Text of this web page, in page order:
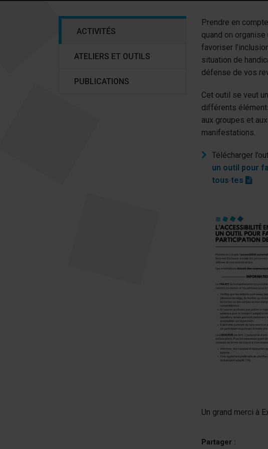
ACTIVITÉS
ATELIERS ET OUTILS
PUBLICATIONS
Prendre en compte
quand on
favoriser
situation de
défense de vos
Cet outil se veut
différents
aux groupes et
manifestations.
Télécharger
un outil pour
tous·tes (pdf)
Un grand merci à
Partager :